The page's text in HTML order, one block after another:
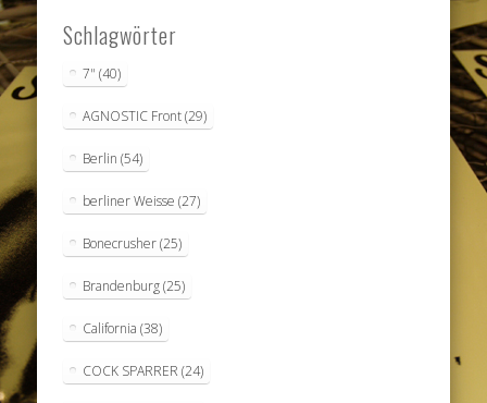
Schlagwörter
7" (40)
AGNOSTIC Front(29)
Berlin (54)
berliner Weisse (27)
Bonecrusher(25)
Brandenburg(25)
California (38)
COCK SPARRER (24)